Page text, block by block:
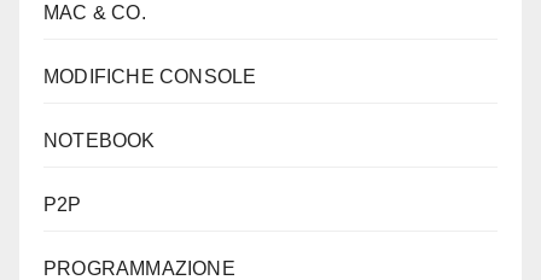
MAC & CO.
MODIFICHE CONSOLE
NOTEBOOK
P2P
PROGRAMMAZIONE